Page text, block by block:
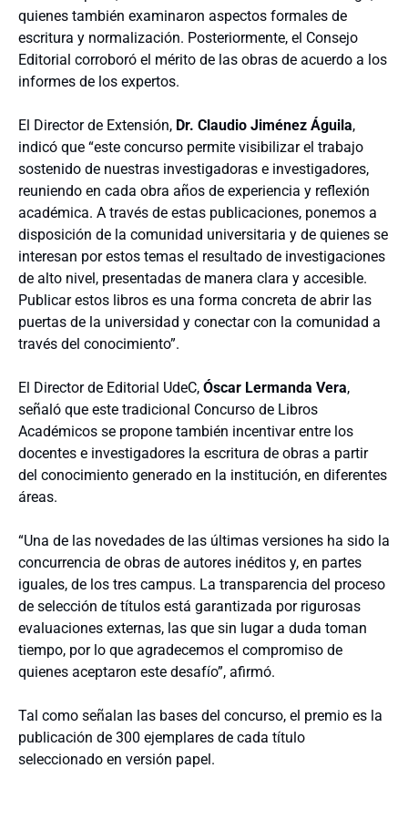
quienes también examinaron aspectos formales de
escritura y normalización. Posteriormente, el Consejo
Editorial corroboró el mérito de las obras de acuerdo a los
informes de los expertos.
El Director de Extensión, Dr. Claudio Jiménez Águila,
indicó que “este concurso permite visibilizar el trabajo
sostenido de nuestras investigadoras e investigadores,
reuniendo en cada obra años de experiencia y reflexión
académica. A través de estas publicaciones, ponemos a
disposición de la comunidad universitaria y de quienes se
interesan por estos temas el resultado de investigaciones
de alto nivel, presentadas de manera clara y accesible.
Publicar estos libros es una forma concreta de abrir las
puertas de la universidad y conectar con la comunidad a
través del conocimiento”.
El Director de Editorial UdeC, Óscar Lermanda Vera,
señaló que este tradicional Concurso de Libros
Académicos se propone también incentivar entre los
docentes e investigadores la escritura de obras a partir
del conocimiento generado en la institución, en diferentes
áreas.
“Una de las novedades de las últimas versiones ha sido la
concurrencia de obras de autores inéditos y, en partes
iguales, de los tres campus. La transparencia del proceso
de selección de títulos está garantizada por rigurosas
evaluaciones externas, las que sin lugar a duda toman
tiempo, por lo que agradecemos el compromiso de
quienes aceptaron este desafío”, afirmó.
Tal como señalan las bases del concurso, el premio es la
publicación de 300 ejemplares de cada título
seleccionado en versión papel.